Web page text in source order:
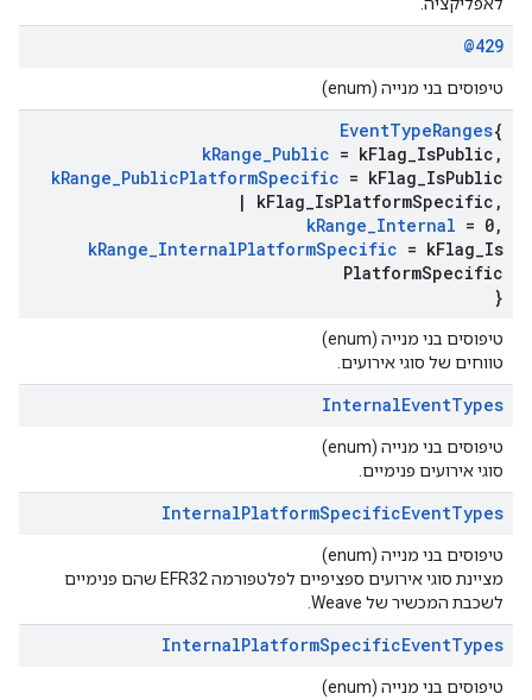
@429
טיפוסים בני מנייה (enum)
EventTypeRanges{
kRange_Public = kFlag IsPublic ,
kRange_PublicPlatformSpecific = kFlag IsPublic
|
kFlag IsPlatformSpecific ,
kRange_Internal = 0,
kRange_InternalPlatformSpecific = kFlag Is
PlatformSpecific
}
טיפוסים בני מנייה (enum)
טווחים של סוגי אירועים.
InternalEventTypes
טיפוסים בני מנייה (enum)
סוגי אירועים פנימיים.
InternalPlatformSpecificEventTypes
טיפוסים בני מנייה (enum)
מציינת סוגי אירועים ספציפיים לפלטפורמה EFR32 שהם פנימיים
לשכבת המכשיר של Weave.
InternalPlatformSpecificEventTypes
טיפוסים בני מנייה (enum)